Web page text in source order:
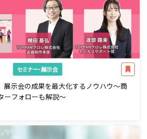
セミナー・展示会
展示会の成果を最大化するノウハウ～商
ーフォローも解説～